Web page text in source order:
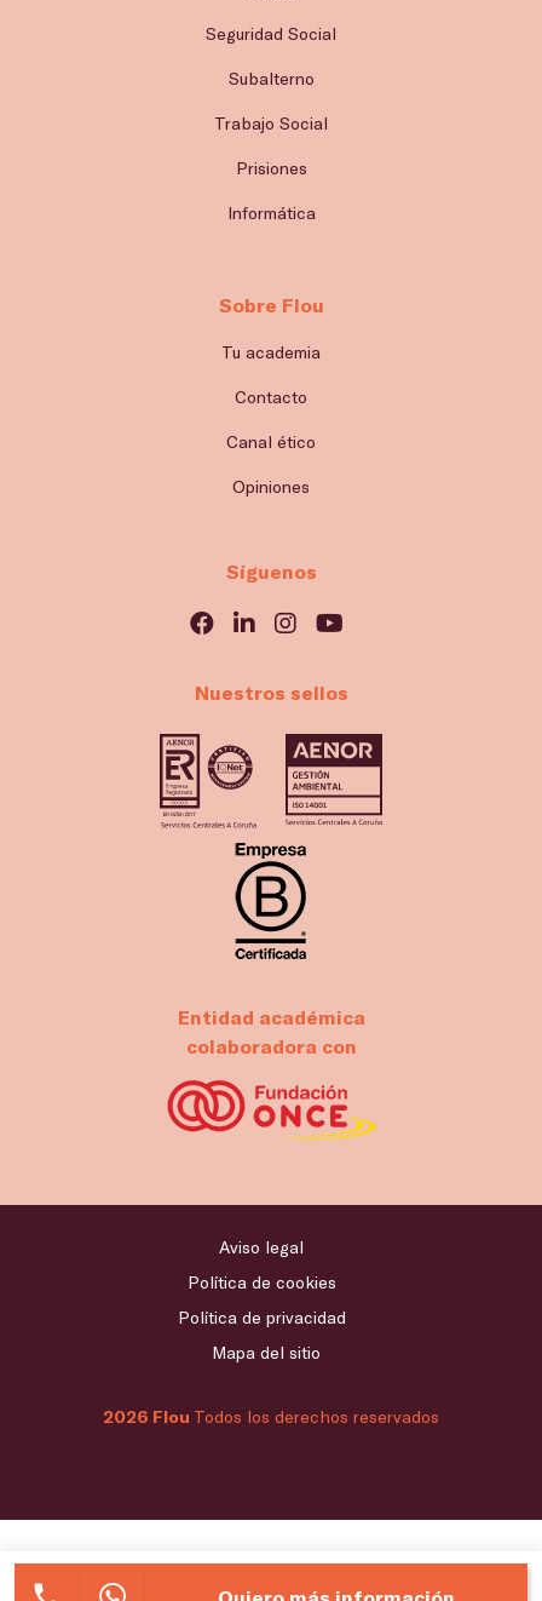
Seguridad Social
Subalterno
Trabajo Social
Prisiones
Informática
Sobre Flou
Tu academia
Contacto
Canal ético
Opiniones
Síguenos
Nuestros sellos
Entidad académica
colaboradora con
2026 Flou Todos los derechos reservados
Aviso legal
Política de cookies
Política de privacidad
Mapa del sitio
Quiero más información